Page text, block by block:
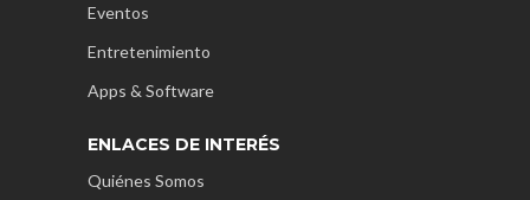
Eventos
Entretenimiento
Apps & Software
ENLACES DE INTERÉS
Quiénes Somos